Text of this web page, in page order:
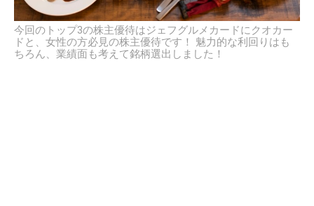
今回のトップ3の株主優待はジェフグルメカードにクオカー
ドと、女性の方必見の株主優待です！ 魅力的な利回りはも
ちろん、業績面も考えて銘柄選出しました！